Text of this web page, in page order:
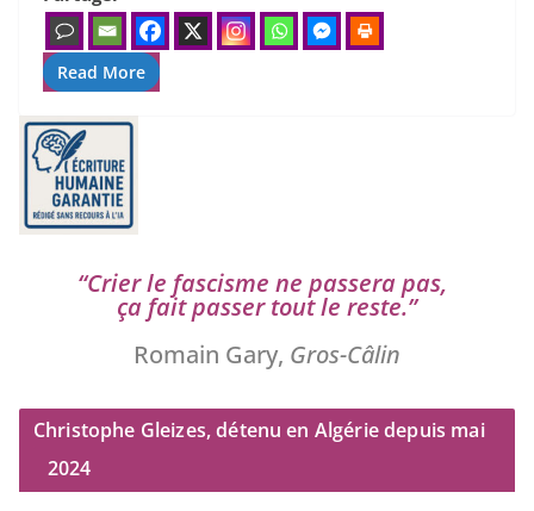
Read More
“Crier le fas­cisme ne pas­se­ra pas,
ça fait pas­ser tout le reste.”
Romain Gary, Gros-Câlin
Christophe Gleizes, détenu en Algérie depuis mai
2024